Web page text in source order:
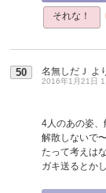
それな！
50 名無しだＪ よ
2016年1月21日
4人のあの姿
解散しないで
たって考えは
ガキ送るとか